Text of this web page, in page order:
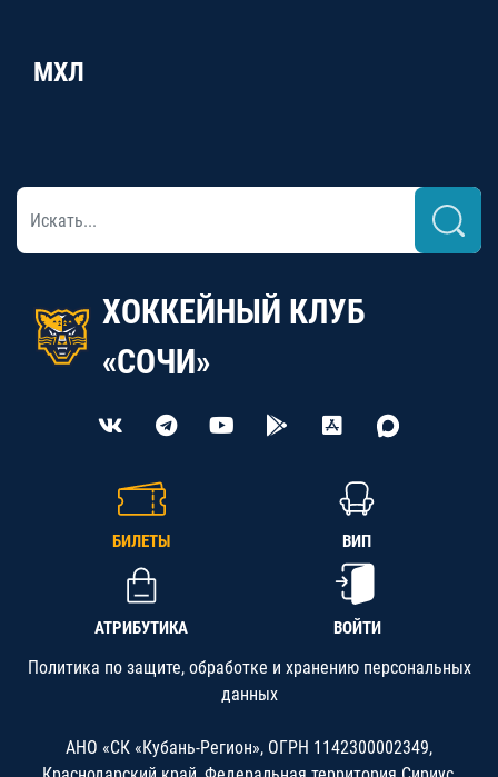
МХЛ
ХОККЕЙНЫЙ КЛУБ
«СОЧИ»
БИЛЕТЫ ВИП
АТРИБУТИКА ВОЙТИ
Политика по защите, обработке и хранению персональных
данных
АНО «СК «Кубань-Регион», ОГРН 1142300002349,